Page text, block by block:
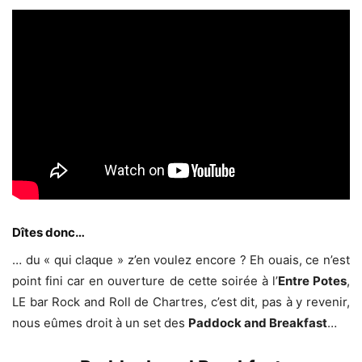
Dîtes donc…
… du « qui claque » z’en voulez encore ? Eh ouais, ce n’est
point fini car en ouverture de cette soirée à l’Entre Potes,
LE bar Rock and Roll de Chartres, c’est dit, pas à y revenir,
nous eûmes droit à un set des Paddock and Breakfast…